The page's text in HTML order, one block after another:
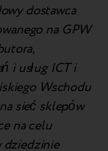
dostawca
na GPW
i usług ICT i
Wschodu
sieć sklepów
na celu
dziedzinie